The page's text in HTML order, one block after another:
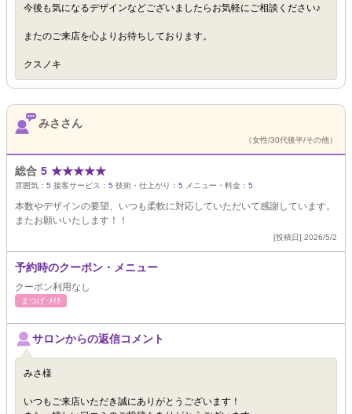
今後も気になるデザインなどございましたらお気軽にご相談ください♪
またのご来店を心よりお待ちしております。
クスノキ
みささん
（女性/30代後半/その他）
総合 5 ★★★★★
雰囲気： 5 接客サービス： 5 技術・仕上がり： 5 メニュー・料金： 5
本数やデザインの要望、いつも柔軟に対応していただいて感謝しています。
またお願いいたします！！
[投稿日] 2026/5/2
予約時のクーポン・メニュー
クーポン利用なし
まつげ･ﾒｲｸ
サロンからの返信コメント
みさ様
いつもご来店いただき誠にありがとうございます！